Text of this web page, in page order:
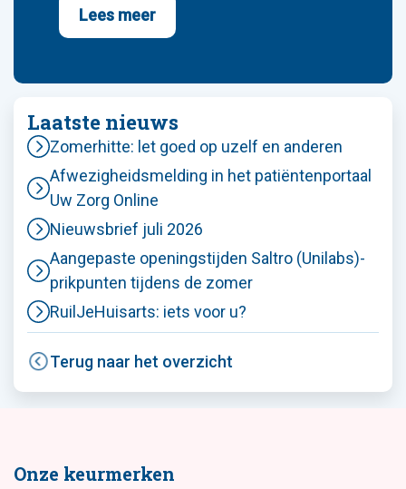
Lees meer
Laatste nieuws
Zomerhitte: let goed op uzelf en anderen
Afwezigheidsmelding in het patiëntenportaal
Uw Zorg Online
Nieuwsbrief juli 2026
Aangepaste openingstijden Saltro (Unilabs)-
prikpunten tijdens de zomer
RuilJeHuisarts: iets voor u?
Terug naar het overzicht
Onze keurmerken